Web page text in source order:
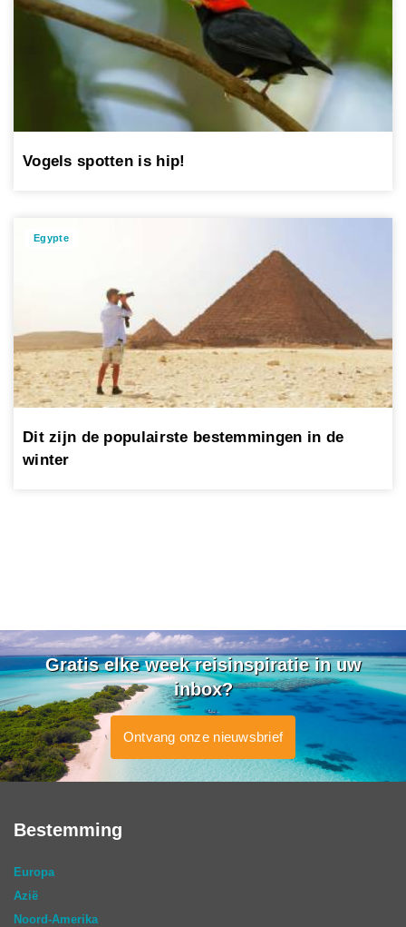
Vogels spotten is hip!
Egypte
Dit zijn de populairste bestemmingen in de
winter
Gratis elke week reisinspiratie in uw
inbox?
Ontvang onze nieuwsbrief
Bestemming
Europa
Azië
Noord-Amerika